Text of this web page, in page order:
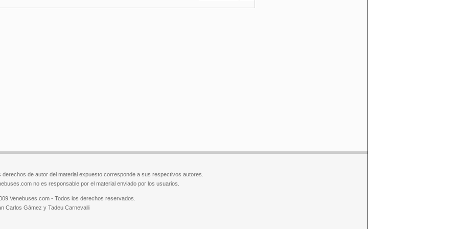
derechos de autor del material expuesto corresponde a sus respectivos autores.
no es responsable por el material enviado por los usuarios.
Venebuses.com - Todos los derechos reservados.
Carlos Gámez y Tadeu Carnevalli